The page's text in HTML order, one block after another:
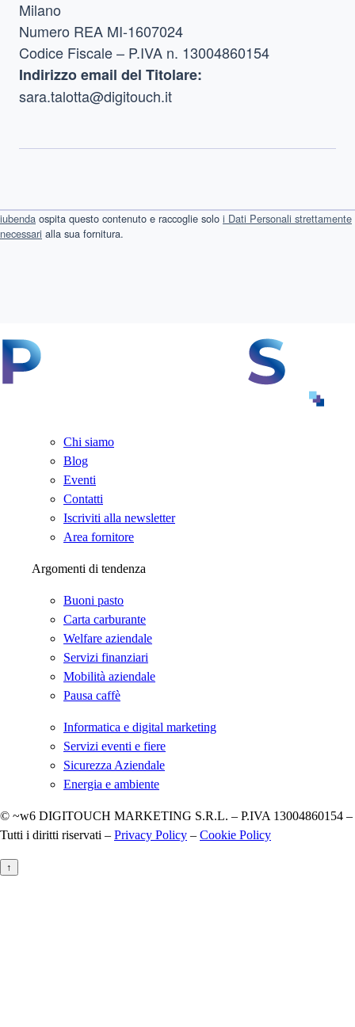
Milano
Numero REA MI-1607024
Codice Fiscale – P.IVA n. 13004860154
Indirizzo email del Titolare:
sara.talotta@digitouch.it
iubenda ospita questo contenuto e raccoglie solo i Dati Personali strettamente
necessari alla sua fornitura.
Chi siamo
Blog
Eventi
Contatti
Iscriviti alla newsletter
Area fornitore
Argomenti di tendenza
Buoni pasto
Carta carburante
Welfare aziendale
Servizi finanziari
Mobilità aziendale
Pausa caffè
Informatica e digital marketing
Servizi eventi e fiere
Sicurezza Aziendale
Energia e ambiente
© ~w6 DIGITOUCH MARKETING S.R.L. – P.IVA 13004860154 –
Tutti i diritti riservati – Privacy Policy – Cookie Policy
↑